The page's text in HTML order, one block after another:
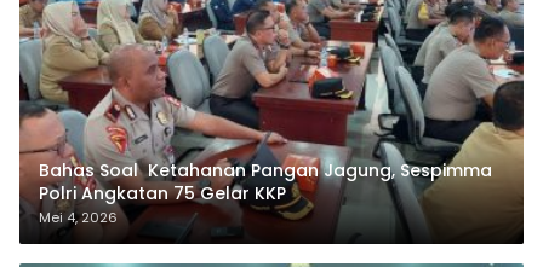
Bahas Soal Ketahanan Pangan Jagung, Sespimma
Polri Angkatan 75 Gelar KKP
Mei 4, 2026